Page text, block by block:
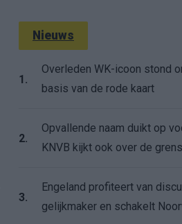
Nieuws
1.
Overleden WK-icoon stond
basis van de rode kaart
2.
Opvallende naam duikt op
KNVB kijkt ook over de grens
3.
Engeland profiteert van
gelijkmaker en schakelt